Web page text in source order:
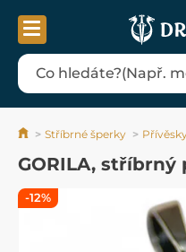
Stříbrné šperky
GORILA, stříbrný
-12%